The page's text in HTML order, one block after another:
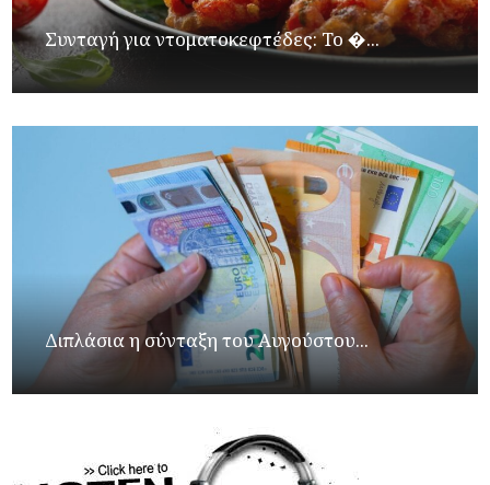
Συνταγή για ντοματοκεφτέδες: Το �...
Διπλάσια η σύνταξη του Αυγούστου...